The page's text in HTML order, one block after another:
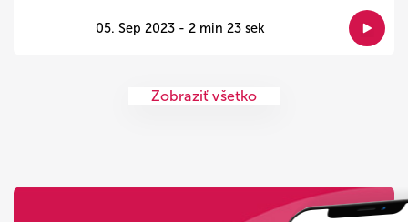
05. Sep 2023 - 2 min 23 sek
Zobraziť všetko